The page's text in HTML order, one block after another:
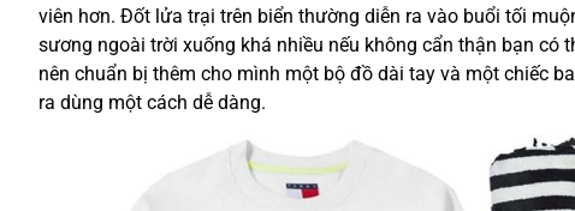
viên hơn. Đốt lửa trại trên biển thường diễn ra vào buổi tối
sương ngoài trời xuống khá nhiều nếu không cẩn thận bạn
nên chuẩn bị thêm cho mình một bộ đồ dài tay và một chiếc
ra dùng một cách dễ dàng.